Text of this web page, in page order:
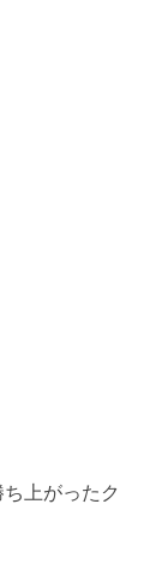
上がったク